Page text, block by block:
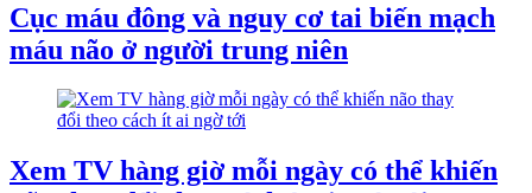
Cục máu đông và nguy cơ tai biến mạch
máu não ở người trung niên
Xem TV hàng giờ mỗi ngày có thể khiến